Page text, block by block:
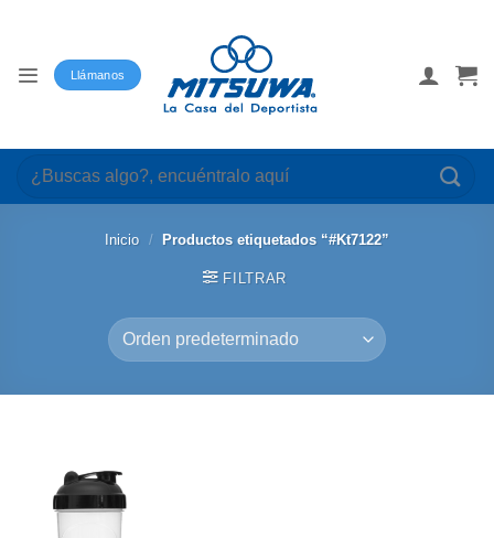
Llámanos
Buscar
por:
Inicio / Productos etiquetados “#Kt7122”
FILTRAR